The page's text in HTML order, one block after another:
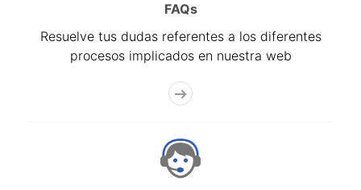
FAQs
Resuelve tus dudas referentes a los diferentes
procesos implicados en nuestra web